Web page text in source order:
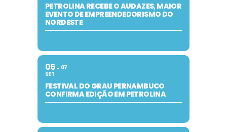
PETROLINA RECEBE O AUDAZES, MAIOR
EVENTO DE EMPREENDEDORISMO DO
NORDESTE
06
SET
07
FESTIVAL DO GRAU PERNAMBUCO
CONFIRMA EDIÇÃO EM PETROLINA